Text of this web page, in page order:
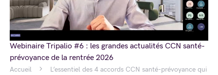
Accueil
L’essentiel des 4 accords CCN santé-prévoyance qui
Webinaire Tripalio #6 : les grandes actualités CCN santé-
prévoyance de la rentrée 2026